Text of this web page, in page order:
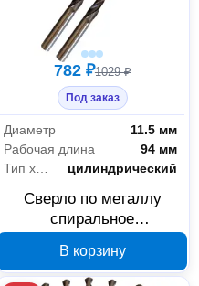
782 ₽1029 ₽
Под заказ
Диаметр
11.5 мм
Рабочая длина
94 мм
Тип хвостовика
цилиндрический
Сверло по металлу
спиральное
11.5 мм Р6М5 18717А
В корзину